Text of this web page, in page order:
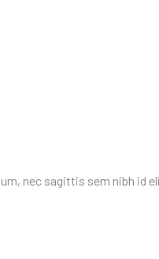
nec sagittis sem nibh id